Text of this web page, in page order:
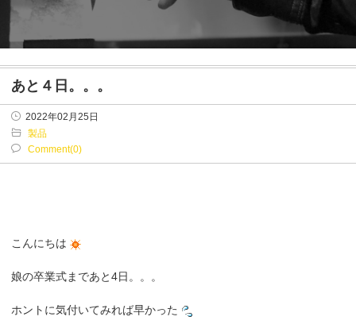
あと４日。。。
2022年02月25日
製品
Comment(0)
こんにちは
娘の卒業式まであと4日。。。
ホントに気付いてみれば早かった